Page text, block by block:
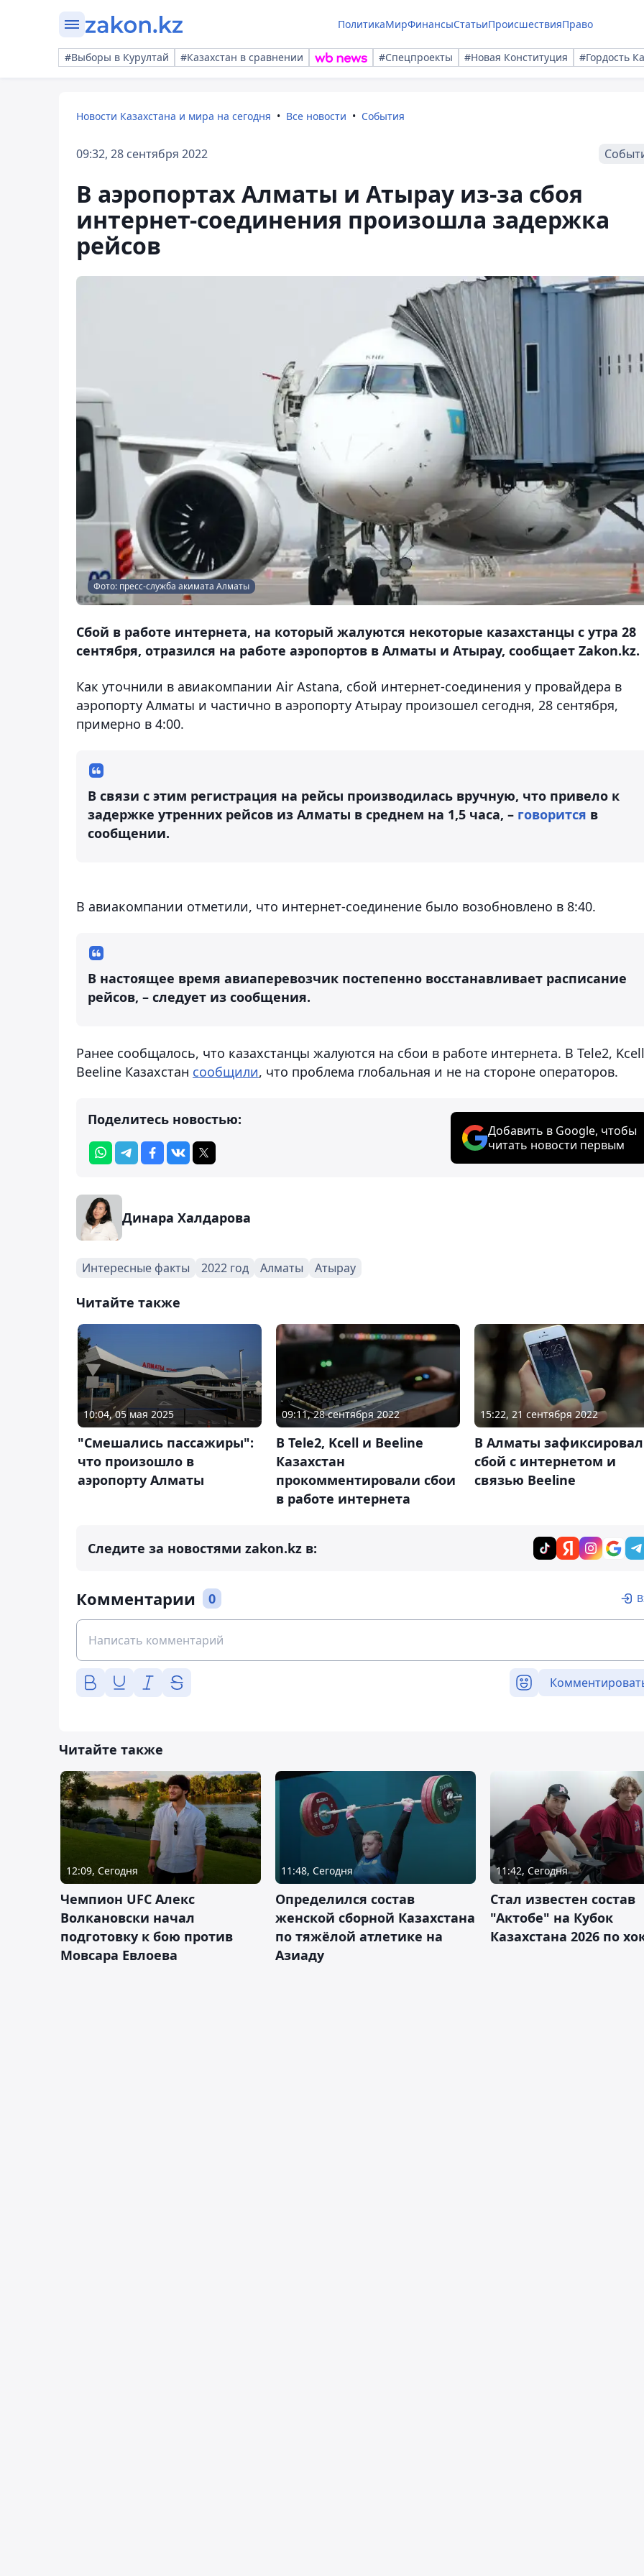
ПолитикаМирФинансыСтатьиПроисшествияПраво
#Выборы в Курултай #Казахстан в сравнении #Спецпроекты #Новая Конституция #Гордость
Новости Казахстана и мира на сегодня Все новости События
09:32, 28 сентября 2022
В аэропортах Алматы и Атырау из-за сбоя
интернет-соединения произошла задержка
рейсов
Фото: пресс-служба акимата Алматы
Сбой в работе интернета, на который жалуются некоторые казахстанцы с утра 28
сентября, отразился на работе аэропортов в Алматы и Атырау, сообщает Zakon.kz.
Как уточнили в авиакомпании Air Astana, сбой интернет-соединения у провайдера в
аэропорту Алматы и частично в аэропорту Атырау произошел сегодня, 28 сентября,
примерно в 4:00.
В связи с этим регистрация на рейсы производилась вручную, что привело к
задержке утренних рейсов из Алматы в среднем на 1,5 часа, – говорится в
сообщении.
В авиакомпании отметили, что интернет-соединение было возобновлено в 8:40.
В настоящее время авиаперевозчик постепенно восстанавливает расписание
рейсов, – следует из сообщения.
Ранее сообщалось, что казахстанцы жалуются на сбои в работе интернета. В Tele2,
Beeline Казахстан сообщили, что проблема глобальная и не на стороне операторов.
Поделитесь новостью:
Добавить в Google, чтобы
читать новости первым
Динара Халдарова
Интересные факты 2022 год Алматы Атырау
Читайте также
10:04, 05 мая 2025
"Смешались пассажиры":
что произошло в
аэропорту Алматы
09:11, 28 сентября 2022
В Tele2, Kcell и Beeline
Казахстан
прокомментировали сбои
в работе интернета
15:22, 21 сентября 2022
В Алматы
сбой с интернетом и
связью Beeline
Следите за новостями zakon.kz в:
Комментарии 0
Читайте также
12:09, Сегодня
Чемпион UFC Алекс
Волкановски начал
подготовку к бою против
Мовсара Евлоева
11:48, Сегодня
Определился состав
женской сборной Казахстана
по тяжёлой атлетике на
Азиаду
11:42, Сегодня
Стал известен состав
"Актобе" на Кубок
Казахстана 2026 по